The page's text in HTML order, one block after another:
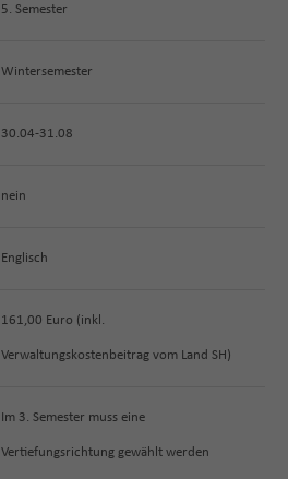
5. Semester
Wintersemester
30.04-31.08
nein
Englisch
161,00 Euro (inkl.
Verwaltungskostenbeitrag vom Land SH)
Im 3. Semester muss eine
Vertiefungsrichtung gewählt werden